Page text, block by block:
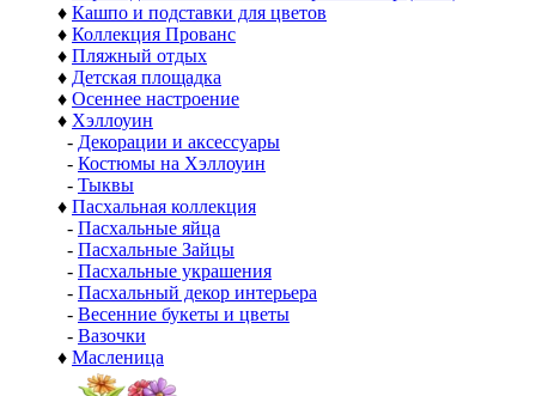
♦ Кашпо и подставки для цветов
♦ Коллекция Прованс
♦ Пляжный отдых
♦ Детская площадка
♦ Осеннее настроение
♦ Хэллоуин
- Декорации и аксессуары
- Костюмы на Хэллоуин
- Тыквы
♦ Пасхальная коллекция
- Пасхальные яйца
- Пасхальные Зайцы
- Пасхальные украшения
- Пасхальный декор интерьера
- Весенние букеты и цветы
- Вазочки
♦ Масленица